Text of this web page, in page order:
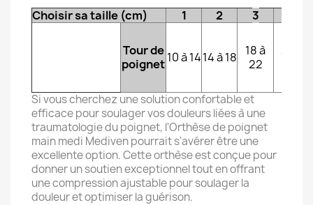
Choisir sa taille (cm) 1 2 3
Tour de
poignet10 à 1414 à 18
18 à
22
22 à
Si vous cherchez une solution confortable et
efficace pour soulager vos douleurs liées à une
traumatologie du poignet, l'Orthèse de poignet
main medi Mediven pourrait s'avérer être une
excellente option. Cette orthèse est conçue pour
donner un soutien exceptionnel tout en offrant
une compression ajustable pour soulager la
douleur et optimiser la guérison.